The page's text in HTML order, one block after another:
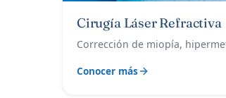
Cirugía Láser Refractiva
Corrección de miopía,
Conocer más